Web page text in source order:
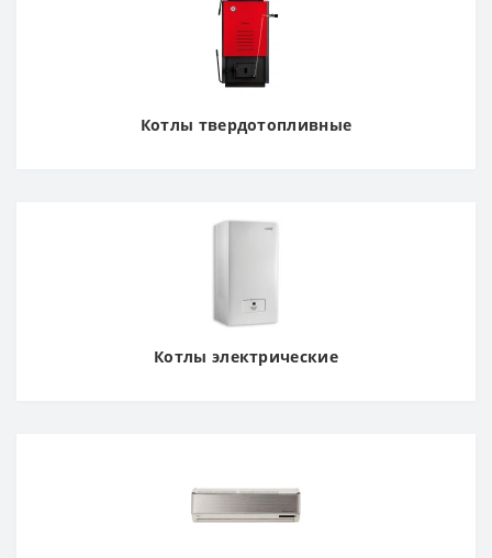
Котлы твердотопливные
Котлы электрические